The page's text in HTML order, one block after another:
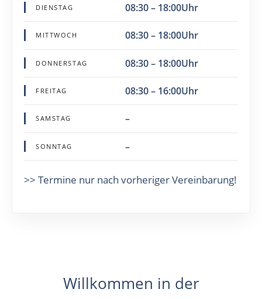
DIENSTAG 08:30 – 18:00Uhr
MITTWOCH 08:30 – 18:00Uhr
DONNERSTAG 08:30 – 18:00Uhr
FREITAG 08:30 – 16:00Uhr
SAMSTAG –
SONNTAG –
>> Termine nur nach vorheriger Vereinbarung!
Willkommen in der